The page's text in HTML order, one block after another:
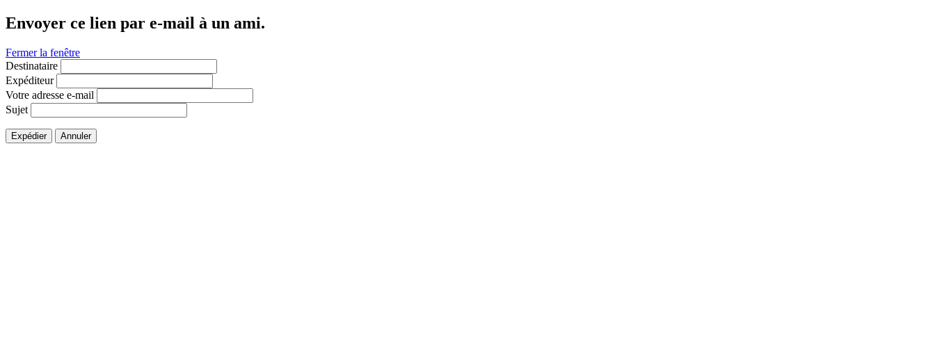
Envoyer ce lien par e-mail à un ami.
Fermer la fenêtre
Destinataire
Expéditeur
Votre adresse e-mail
Sujet
Expédier Annuler